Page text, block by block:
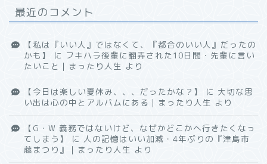
最近のコメント
【私は『いい人』ではなくて、『都合のいい人』だったの
かも】
に フキハラ後輩に翻弄された10日間・先輩に言い
たいこと｜まったり人生 より
【今日は楽しい夏休み、、、だったかな？】 に 大切な思
い出は心の中とアルバムにある｜まったり人生 より
【G・W 義務ではないけど、なぜかどこかへ行きたくなっ
てしまう】
に 人の記憶はいい加減・4年ぶりの『津島市
藤まつり』｜まったり人生 より